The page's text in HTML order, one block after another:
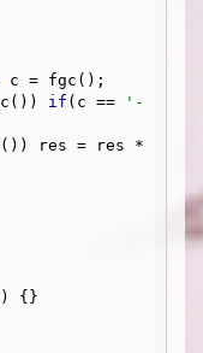
c = fgc();
if (c ==
'-
{}